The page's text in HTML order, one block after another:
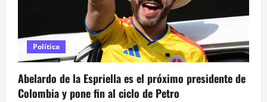
Política
Abelardo de la Espriella es el próximo presidente de
Colombia y pone fin al ciclo de Petro